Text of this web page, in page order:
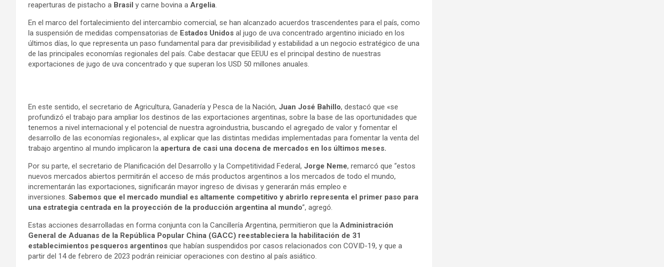
reaperturas de pistacho a Brasil y carne bovina a Argelia.
En el marco del fortalecimiento del intercambio comercial, se han alcanzado acuerdos trascendentes para el país, como
la suspensión de medidas compensatorias de Estados Unidos al jugo de uva concentrado argentino iniciado en los
últimos días, lo que representa un paso fundamental para dar previsibilidad y estabilidad a un negocio estratégico de una
de las principales economías regionales del país. Cabe destacar que EEUU es el principal destino de nuestras
exportaciones de jugo de uva concentrado y que superan los USD 50 millones anuales.
En este sentido, el secretario de Agricultura, Ganadería y Pesca de la Nación, Juan José Bahillo, destacó que «se
profundizó el trabajo para ampliar los destinos de las exportaciones argentinas, sobre la base de las oportunidades que
tenemos a nivel internacional y el potencial de nuestra agroindustria, buscando el agregado de valor y fomentar el
desarrollo de las economías regionales», al explicar que las distintas medidas implementadas para fomentar la venta del
trabajo argentino al mundo implicaron la apertura de casi una docena de mercados en los últimos meses.
Por su parte, el secretario de Planificación del Desarrollo y la Competitividad Federal, Jorge Neme, remarcó que “estos
nuevos mercados abiertos permitirán el acceso de más productos argentinos a los mercados de todo el mundo,
incrementarán las exportaciones, significarán mayor ingreso de divisas y generarán más empleo e
inversiones. Sabemos que el mercado mundial es altamente competitivo y abrirlo representa el primer paso para
una estrategia centrada en la proyección de la producción argentina al mundo”, agregó.
Estas acciones desarrolladas en forma conjunta con la Cancillería Argentina, permitieron que la Administración
General de Aduanas de la República Popular China (GACC) reestableciera la habilitación de 31
establecimientos pesqueros argentinos que habían suspendidos por casos relacionados con COVID-19, y que a
partir del 14 de febrero de 2023 podrán reiniciar operaciones con destino al país asiático.